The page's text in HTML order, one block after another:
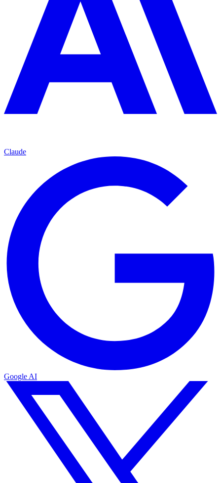
Claude
Google AI